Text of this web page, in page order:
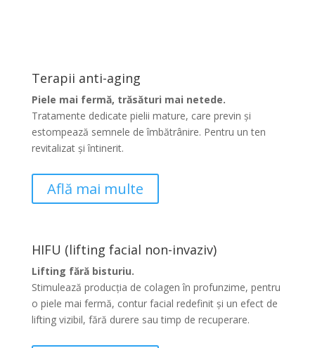
Terapii anti-aging
Piele mai fermă, trăsături mai netede.
Tratamente dedicate pielii mature, care previn și
estompează semnele de îmbătrânire. Pentru un ten
revitalizat și întinerit.
Află mai multe
HIFU (lifting facial non-invaziv)
Lifting fără bisturiu.
Stimulează producția de colagen în profunzime, pentru
o piele mai fermă, contur facial redefinit și un efect de
lifting vizibil, fără durere sau timp de recuperare.